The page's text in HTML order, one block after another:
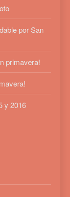
por San
primavera!
y 2016